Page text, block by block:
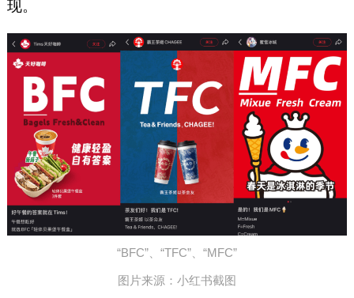
现。
“BFC”、“TFC”、“MFC”
图片来源：小红书截图